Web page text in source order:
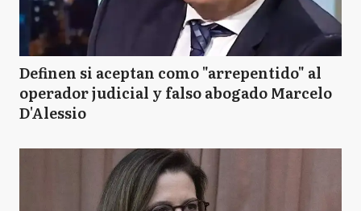
Definen si aceptan como "arrepentido" al
operador judicial y falso abogado Marcelo
D'Alessio